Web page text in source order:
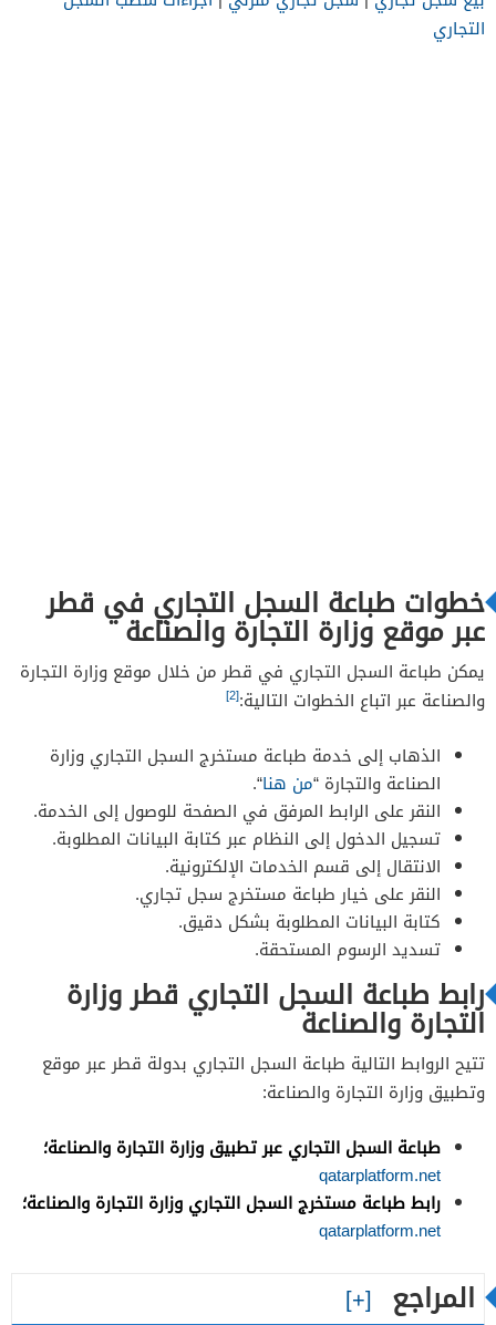
التجاري
خطوات طباعة السجل التجاري في قطر
عبر موقع وزارة التجارة والصناعة
يمكن طباعة السجل التجاري في قطر من خلال موقع وزارة التجارة
والصناعة عبر اتباع الخطوات التالية:[2]
الذهاب إلى خدمة طباعة مستخرج السجل التجاري وزارة
الصناعة والتجارة “من هنا“.
النقر على الرابط المرفق في الصفحة للوصول إلى الخدمة.
تسجيل الدخول إلى النظام عبر كتابة البيانات المطلوبة.
الانتقال إلى قسم الخدمات الإلكترونية.
النقر على خيار طباعة مستخرج سجل تجاري.
كتابة البيانات المطلوبة بشكل دقيق.
تسديد الرسوم المستحقة.
رابط طباعة السجل التجاري قطر وزارة
التجارة والصناعة
تتيح الروابط التالية طباعة السجل التجاري بدولة قطر عبر موقع
وتطبيق وزارة التجارة والصناعة:
طباعة السجل التجاري عبر تطبيق وزارة التجارة والصناعة؛
qatarplatform.net
رابط طباعة مستخرج السجل التجاري وزارة التجارة والصناعة؛
qatarplatform.net
المراجع